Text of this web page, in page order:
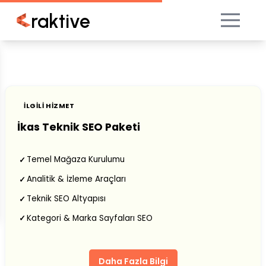
raktive
İLGILI HIZMET
İkas Teknik SEO Paketi
✓ Temel Mağaza Kurulumu
✓ Analitik & İzleme Araçları
✓ Teknik SEO Altyapısı
✓ Kategori & Marka Sayfaları SEO
Daha Fazla Bilgi